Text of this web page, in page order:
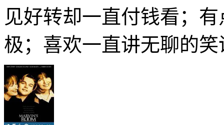
见好转却一直付钱看；
极；喜欢一直讲无聊的